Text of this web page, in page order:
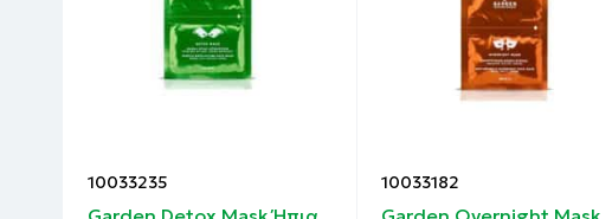
10033235 10033182